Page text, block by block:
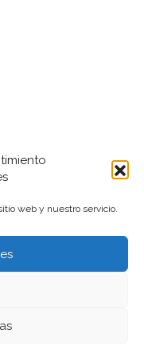
web y nuestro servicio.